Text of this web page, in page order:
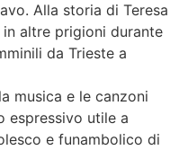
Alla storia di Teresa
altre prigioni durante
da Trieste a
musica e le canzoni
espressivo utile a
e funambolico di